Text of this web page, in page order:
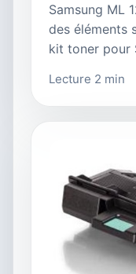
Samsung ML
des éléments
kit toner pour
Lecture 2 min